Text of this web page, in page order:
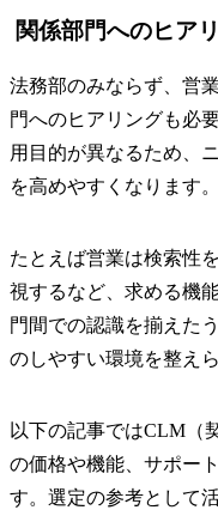
関係部門へのヒア
法務部のみならず、営
門へのヒアリングも必
用目的が異なるため、
を高めやすくなります。
たとえば営業は検索性
視するなど、求める機
門間での認識を揃えた
のしやすい環境を整えら
以下の記事ではCLM（
の価格や機能、サポー
す。選定の参考として